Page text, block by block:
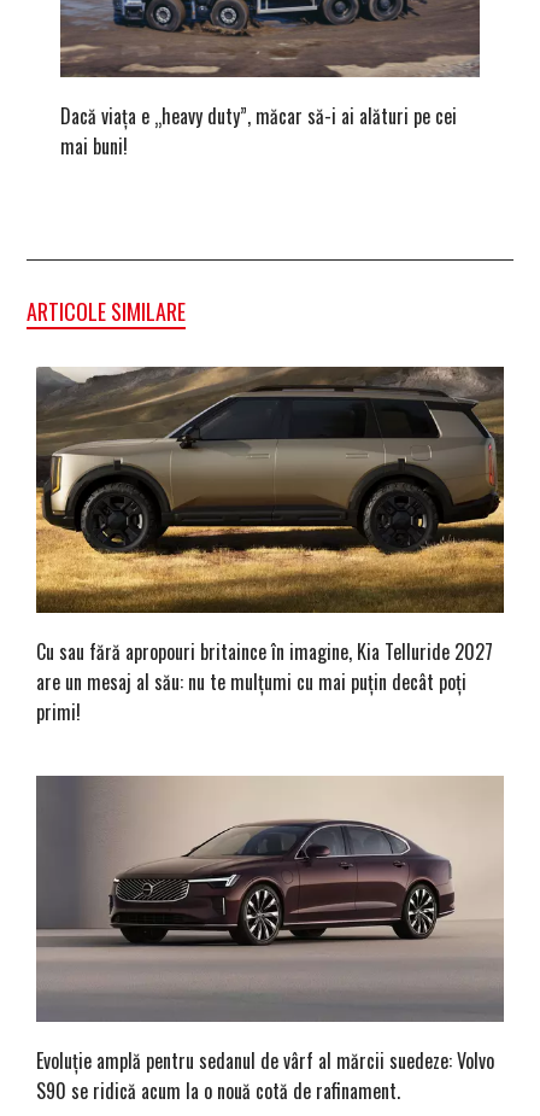
Dacă viața e „heavy duty”, măcar să-i ai alături pe cei
mai buni!
ARTICOLE SIMILARE
Cu sau fără apropouri britaince în imagine, Kia Telluride 2027
are un mesaj al său: nu te mulțumi cu mai puțin decât poți
primi!
Evoluție amplă pentru sedanul de vârf al mărcii suedeze: Volvo
S90 se ridică acum la o nouă cotă de rafinament.